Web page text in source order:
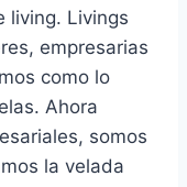
living. Livings
empresarias
como lo
Ahora
somos
la velada